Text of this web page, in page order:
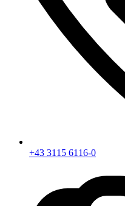
+43 3115 6116-0